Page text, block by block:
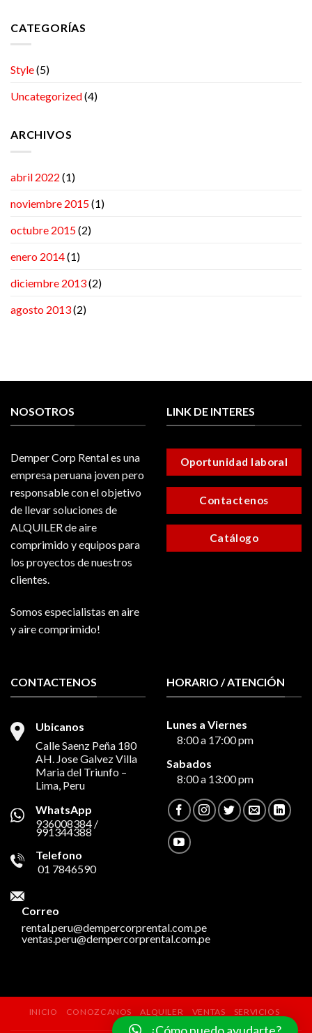
CATEGORÍAS
Style(5)
Uncategorized(4)
ARCHIVOS
abril 2022 (1)
noviembre 2015(1)
octubre 2015(2)
enero 2014(1)
diciembre 2013(2)
agosto 2013(2)
NOSOTROS
Demper Corp Rental es una
empresa peruana joven pero
responsable con el objetivo
de llevar soluciones de
ALQUILER de aire
comprimido y equipos para
los proyectos de nuestros
clientes.
Somos especialistas en aire
y aire comprimido!
LINK DE INTERES
Oportunidad laboral
Contactenos
Catálogo
CONTACTENOS
Ubicanos
Calle Saenz Peña 180
AH. Jose Galvez Villa
Maria del Triunfo –
Lima, Peru
WhatsApp
936008384 /
991344388
Telefono
01 7846590
Correo
rental.peru@dempercorprental.com.pe
ventas.peru@dempercorprental.com.pe
HORARIO / ATENCIÓN
Lunes a Viernes
8:00 a 17:00 pm
Sabados
8:00 a 13:00 pm
INICIO CONOZCANOS ALQUILER VENTAS
SERVICIOS